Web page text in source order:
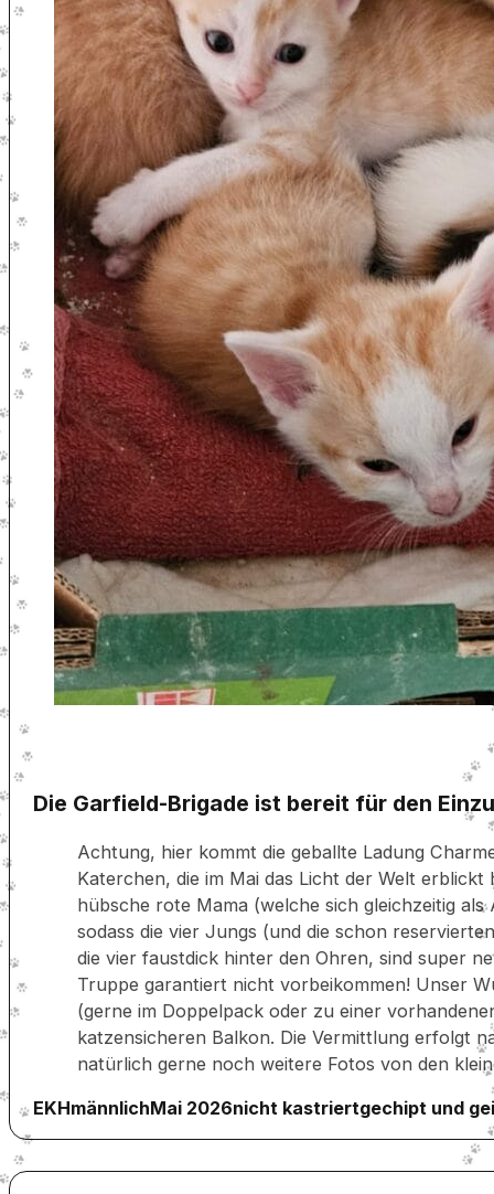
Die Garfield-Brigade ist bereit für den
Achtung, hier kommt die geballte Ladung
Katerchen, die im Mai das Licht der Welt
hübsche rote Mama (welche sich gleichzeitig
sodass die vier Jungs (und die schon
die vier faustdick hinter den Ohren, sind super
Truppe garantiert nicht vorbeikommen! Unser
(gerne im Doppelpack oder zu einer
katzensicheren Balkon. Die Vermittlung erfolgt
natürlich gerne noch weitere Fotos von den
EKHmännlichMai 2026nicht kastriertgechipt und